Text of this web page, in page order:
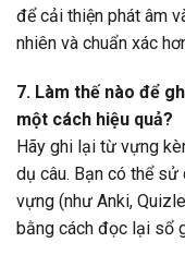
để cải thiện phát âm
nhiên và chuẩn xác
7. Làm thế nào để
một cách hiệu quả?
Hãy ghi lại từ vựng
dụ câu. Bạn có thể
vựng (như Anki,
bằng cách đọc lại sổ